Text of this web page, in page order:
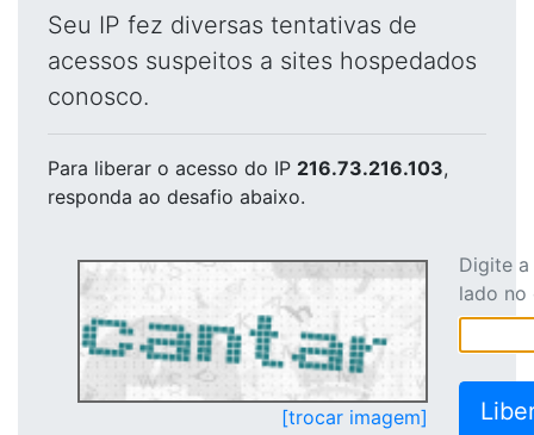
Seu IP fez diversas tentativas de
acessos suspeitos a sites hospedados
conosco.
Para liberar o acesso do IP 216.73.216.103,
responda ao desafio abaixo.
[trocar imagem]
Digite
lado no